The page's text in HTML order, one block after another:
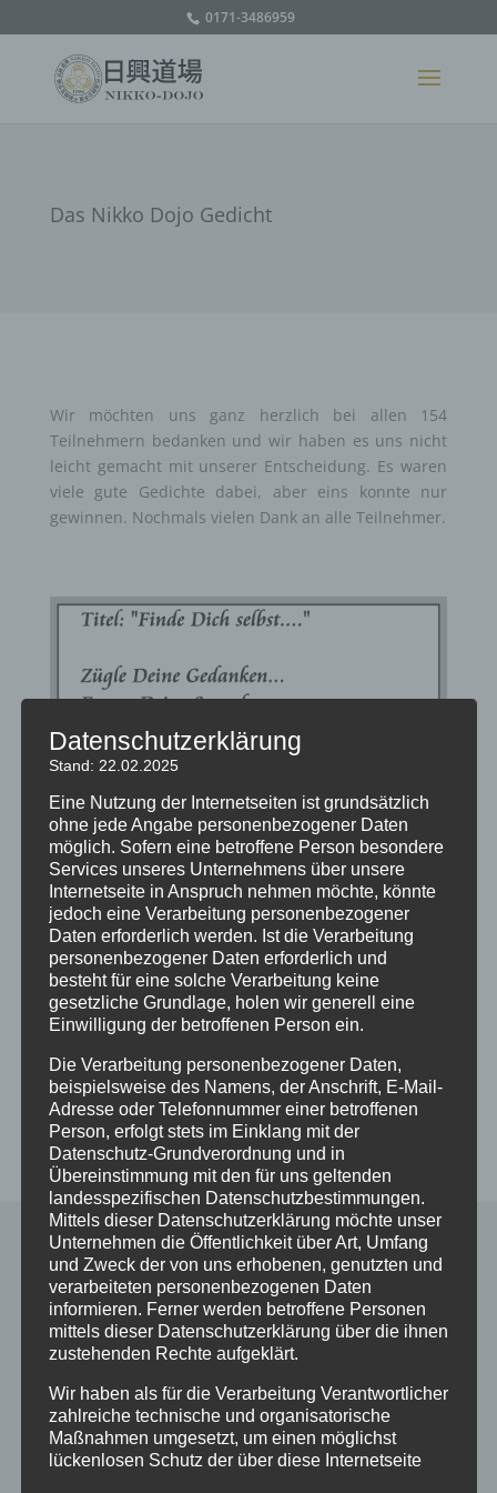
0171-3486959
Das Nikko Dojo Gedicht
Wir möchten uns ganz herzlich bei allen 154
Teilnehmern bedanken und wir haben es uns nicht
leicht gemacht mit unserer Entscheidung. Es waren
viele gute Gedichte dabei, aber eins konnte nur
gewinnen. Nochmals vielen Dank an alle Teilnehmer.
Das ist das Sieger-Gedicht aus unserem Wettbewerb
und die Siegerin heißt Gabriele Perklitsch aus
Österreich.
Das Nikko Dojo Gedicht entspricht unseren Regeln
und Vorstellungen für das Training und dem des
gleich zustellen mit den Verhaltensregeln in den
Kampfsportkünsten des Budo.
Berghofer Weg 15
15569 Woltersdorf
Telefon: 0171-3486959
Datenschutzerklärung
Stand: 22.02.2025
Eine Nutzung der Internetseiten ist grundsätzlich
ohne jede Angabe personenbezogener Daten
möglich. Sofern eine betroffene Person besondere
Services unseres Unternehmens über unsere
Internetseite in Anspruch nehmen möchte, könnte
jedoch eine Verarbeitung personenbezogener
Daten erforderlich werden. Ist die Verarbeitung
personenbezogener Daten erforderlich und
besteht für eine solche Verarbeitung keine
gesetzliche Grundlage, holen wir generell eine
Einwilligung der betroffenen Person ein.
Die Verarbeitung personenbezogener Daten,
beispielsweise des Namens, der Anschrift, E-Mail-
Adresse oder Telefonnummer einer betroffenen
Person, erfolgt stets im Einklang mit der
Datenschutz-Grundverordnung und in
Übereinstimmung mit den für uns geltenden
landesspezifischen Datenschutzbestimmungen.
Mittels dieser Datenschutzerklärung möchte unser
Unternehmen die Öffentlichkeit über Art, Umfang
und Zweck der von uns erhobenen, genutzten und
verarbeiteten personenbezogenen Daten
informieren. Ferner werden betroffene Personen
mittels dieser Datenschutzerklärung über die ihnen
zustehenden Rechte aufgeklärt.
Wir haben als für die Verarbeitung Verantwortlicher
zahlreiche technische und organisatorische
Maßnahmen umgesetzt, um einen möglichst
lückenlosen Schutz der über diese Internetseite